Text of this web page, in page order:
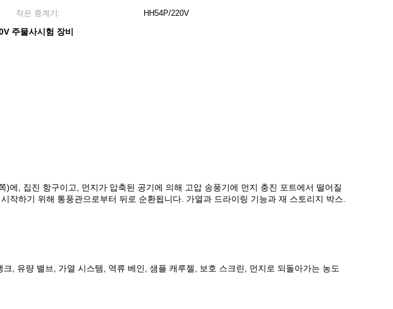
작은 중계기:
HH54P/220V
주물사시험 장비
, 집진 항구이고, 먼지가 압축된 공기에 의해 고압 송풍기에 먼지 충진 포트에서 떨어질
하기 위해 통풍관으로부터 뒤로 순환됩니다. 가열과 드라이링 기능과 재 스토리지 박스.
, 유량 밸브, 가열 시스템, 역류 베인, 샘플 캐루젤, 보호 스크린, 먼지로 되돌아가는 농도